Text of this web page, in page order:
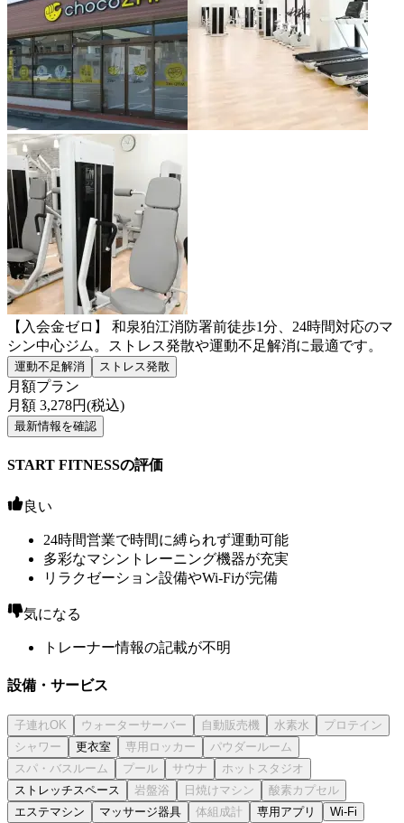
【入会金ゼロ】 和泉狛江消防署前徒歩1分、24時間対応のマ
シン中心ジム。ストレス発散や運動不足解消に最適です。
運動不足解消 ストレス発散
月額プラン
月額 3,278円(税込)
最新情報を確認
START FITNESSの評価
良い
24時間営業で時間に縛られず運動可能
多彩なマシントレーニング機器が充実
リラクゼーション設備やWi-Fiが完備
気になる
トレーナー情報の記載が不明
設備・サービス
更衣室
ストレッチスペース
エステマシン
マッサージ器具 専用アプリ Wi-Fi